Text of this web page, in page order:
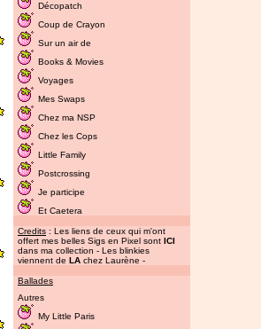
Décopatch
Coup de Crayon
Sur un air de
Books & Movies
Voyages
Mes Swaps
Chez ma NSP
Chez les Cops
Little Family
Postcrossing
Je participe
Et Caetera
Credits : Les liens de ceux qui m'ont
offert mes belles Sigs en Pixel sont ICI
dans ma collection - Les blinkies
viennent de LA chez Laurène -
Ballades
Autres
My Little Paris